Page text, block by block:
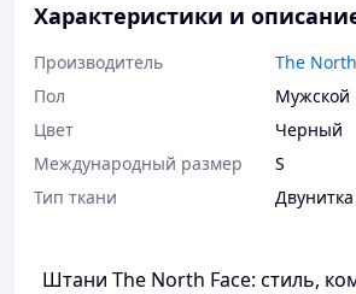
Характеристики и
Производитель
The
Пол
Мужской
Цвет
Черный
Международный размер
S
Тип ткани
Двунитка
Штани The North Face: стиль,